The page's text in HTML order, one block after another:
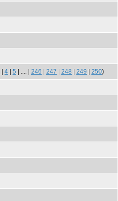
4 5 | .... | 246 247 248 249 250)